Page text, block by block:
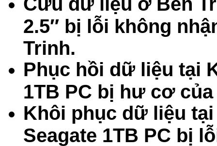
2.5″ bị lỗi không
Trinh.
Phục hồi dữ liệu tại
1TB PC bị hư cơ
Khôi phục dữ liệu
Seagate 1TB PC bị